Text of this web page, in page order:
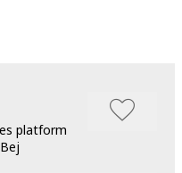
platform